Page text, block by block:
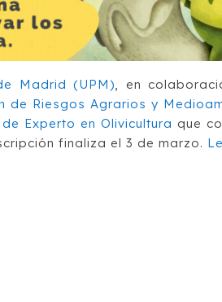
Madrid (UPM) , en
de Riesgos Agrarios y
Experto en Olivicultura que
finaliza el 3 de marzo.